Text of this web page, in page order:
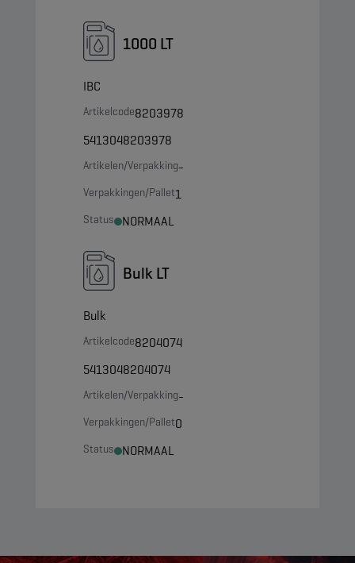
1000 LT
IBC
Artikelcode8203978
5413048203978
Artikelen/Verpakking-
Verpakkingen/Pallet1
Status NORMAAL
Bulk LT
Bulk
Artikelcode8204074
5413048204074
Artikelen/Verpakking-
Verpakkingen/Pallet0
Status NORMAAL